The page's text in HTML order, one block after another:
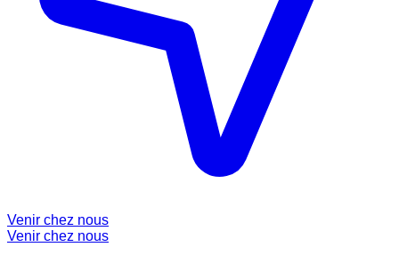
Venir chez nous
Venir chez nous